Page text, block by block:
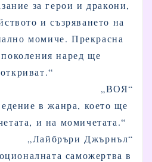
за герои и дракони,
и съзряването на
момиче. Прекрасна
наред ще
„ВОЯ“
в жанра, което ще
и на момичетата.“
„Лайбръри Джърнъл“
саможертва в